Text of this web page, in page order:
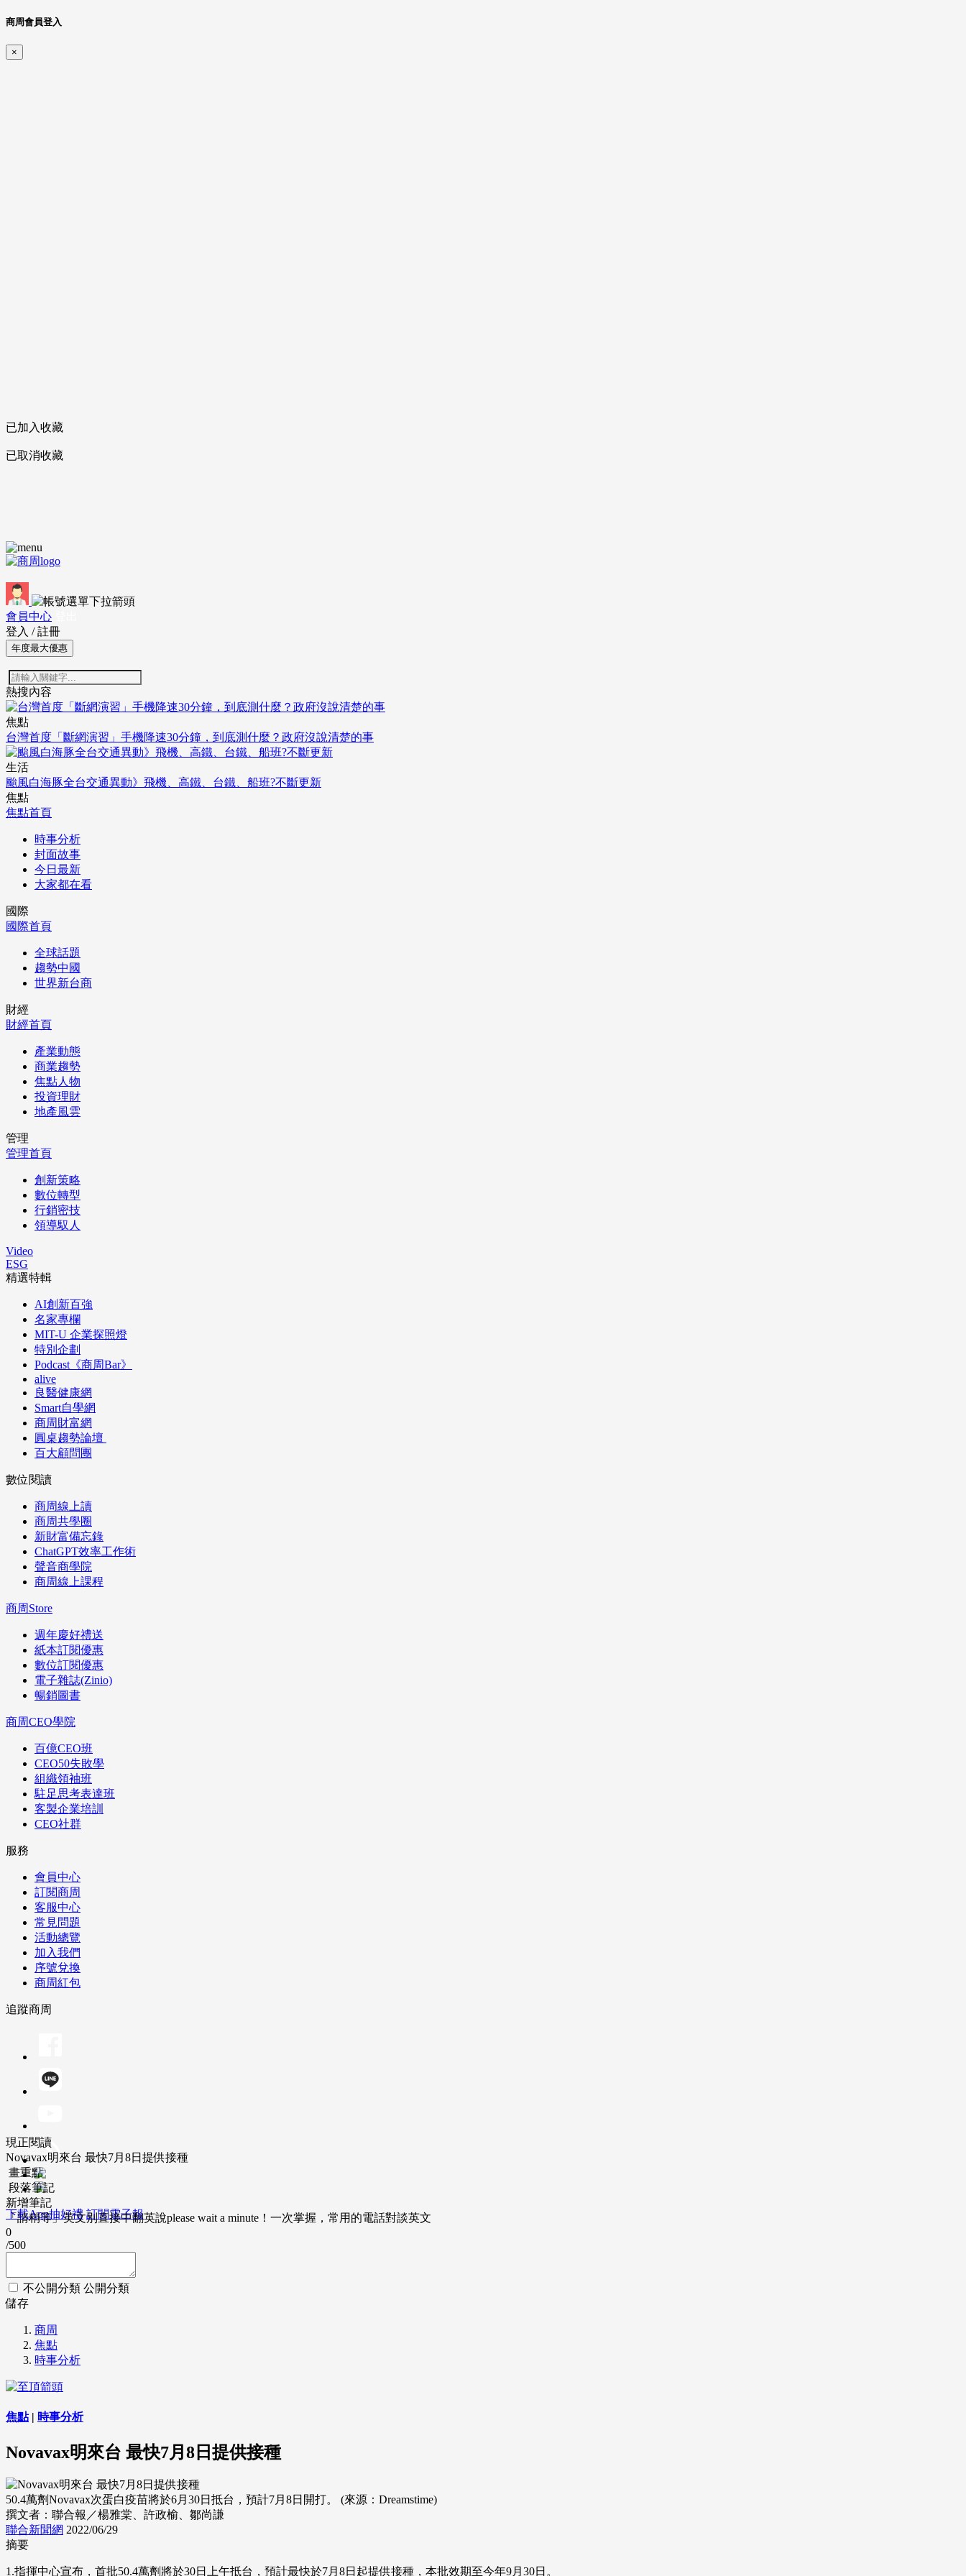
商周會員登入
×
已加入收藏
已取消收藏
會員中心
登入 / 註冊
年度最大優惠
熱搜內容
焦點
台灣首度「斷網演習」手機降速30分鐘，到底測什麼？政府沒說清楚的事
生活
颱風白海豚全台交通異動》飛機、高鐵、台鐵、船班?不斷更新
焦點
焦點首頁
時事分析
封面故事
今日最新
大家都在看
國際
國際首頁
全球話題
趨勢中國
世界新台商
財經
財經首頁
產業動態
商業趨勢
焦點人物
投資理財
地產風雲
管理
管理首頁
創新策略
數位轉型
行銷密技
領導馭人
Video
ESG
精選特輯
AI創新百強
名家專欄
MIT-U 企業探照燈
特別企劃
Podcast《商周Bar》
alive
良醫健康網
Smart自學網
商周財富網
圓桌趨勢論壇
百大顧問團
數位閱讀
商周線上讀
商周共學圈
新財富備忘錄
ChatGPT效率工作術
聲音商學院
商周線上課程
商周Store
週年慶好禮送
紙本訂閱優惠
數位訂閱優惠
電子雜誌(Zinio)
暢銷圖書
商周CEO學院
百億CEO班
CEO50失敗學
組織領袖班
駐足思考表達班
客製企業培訓
CEO社群
服務
會員中心
訂閱商周
客服中心
常見問題
活動總覽
加入我們
序號兌換
商周紅包
追蹤商周
下載App抽好禮 訂閱電子報
現正閱讀
Novavax明來台 最快7月8日提供接種
畫重點
段落筆記
新增筆記
「請稍等」英文別直接中翻英說please wait a minute！一次掌握，常用的電話對談英文
0
/500
不公開分類 公開分類
儲存
商周
焦點
時事分析
焦點| 時事分析
Novavax明來台 最快7月8日提供接種
50.4萬劑Novavax次蛋白疫苗將於6月30日抵台，預計7月8日開打。 (來源：Dreamstime)
撰文者：聯合報／楊雅棠、許政榆、鄒尚謙
聯合新聞網 2022/06/29
摘要
1.指揮中心宣布，首批50.4萬劑將於30日上午抵台，預計最快於7月8日起提供接種，本批效期至今年9月30日。